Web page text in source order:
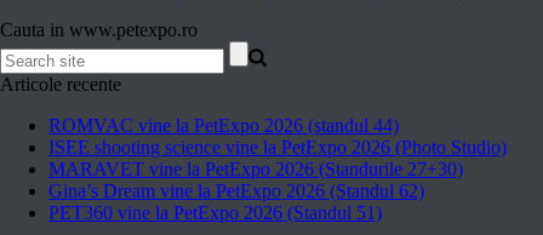
Cauta in www.petexpo.ro
Articole recente
ROMVAC vine la PetExpo 2026 (standul 44)
ISEE shooting science vine la PetExpo 2026 (Photo Studio)
MARAVET vine la PetExpo 2026 (Standurile 27+30)
Gina’s Dream vine la PetExpo 2026 (Standul 62)
PET360 vine la PetExpo 2026 (Standul 51)